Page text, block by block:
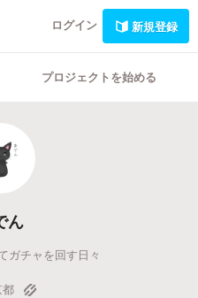
ログイン 新規登録
プロジェクトを始める
ん
ガチャを回す日々